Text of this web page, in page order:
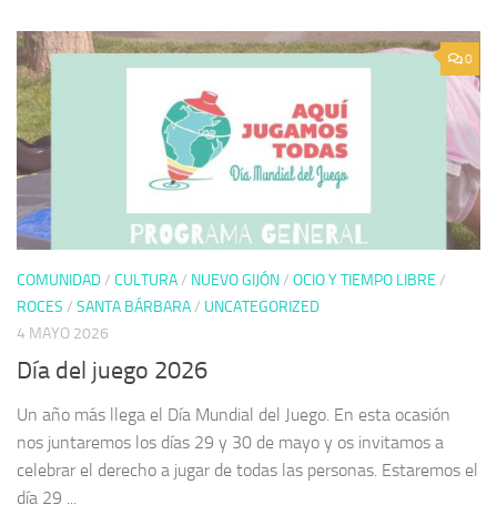
0
COMUNIDAD/ CULTURA/ NUEVO GIJÓN/ OCIO Y TIEMPO LIBRE /
ROCES / SANTA BÁRBARA/ UNCATEGORIZED
4 MAYO 2026
Día del juego 2026
Un año más llega el Día Mundial del Juego. En esta ocasión
nos juntaremos los días 29 y 30 de mayo y os invitamos a
celebrar el derecho a jugar de todas las personas. Estaremos el
día 29 ...